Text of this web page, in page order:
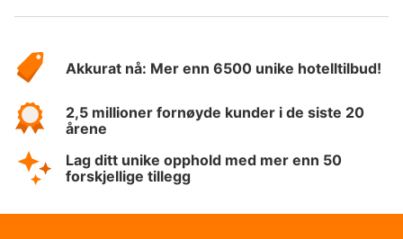
Hotelspecials
Akkurat nå: Mer enn 6500 unike hotelltilbud!
2,5 millioner fornøyde kunder i de siste 20
årene
Lag ditt unike opphold med mer enn 50
forskjellige tillegg